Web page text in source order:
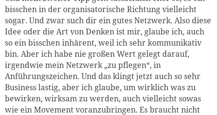
bisschen in der organisatorische Richtung vielleicht
sogar. Und zwar such dir ein gutes Netzwerk. Also diese
Idee oder die Art von Denken ist mir, glaube ich, auch
so ein bisschen inhärent, weil ich sehr kommunikativ
bin. Aber ich habe nie großen Wert gelegt darauf,
irgendwie mein Netzwerk „zu pflegen“, in
Anführungszeichen. Und das klingt jetzt auch so sehr
Business lastig, aber ich glaube, um wirklich was zu
bewirken, wirksam zu werden, auch vielleicht sowas
wie ein Movement voranzubringen. Es braucht nicht